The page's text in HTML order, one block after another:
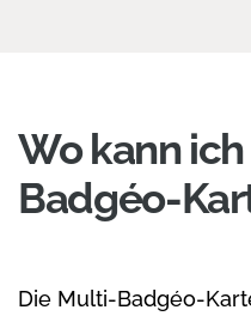
Wo kann
Badgéo-
Die Multi-Badgéo-